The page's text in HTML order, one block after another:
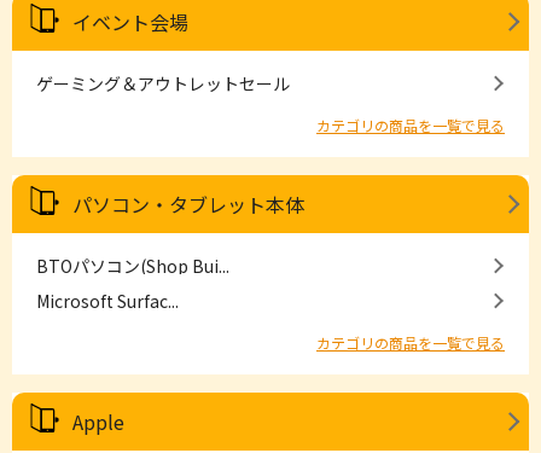
イベント会場
ゲーミング＆アウトレットセール
カテゴリの商品を一覧で見る
パソコン・タブレット本体
BTOパソコン(Shop Bui...
Microsoft Surfac...
カテゴリの商品を一覧で見る
Apple